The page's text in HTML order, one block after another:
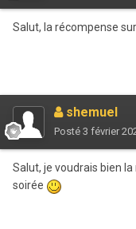
Salut, la récompense
shemueI
Posté 3 février
Salut, je voudrais bien
soirée